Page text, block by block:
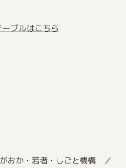
ブルはこちら
おか・若者・しごと機構 ／